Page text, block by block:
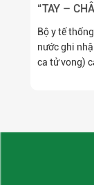
“TAY –
Bộ y tế
nước ghi
ca tử vong)